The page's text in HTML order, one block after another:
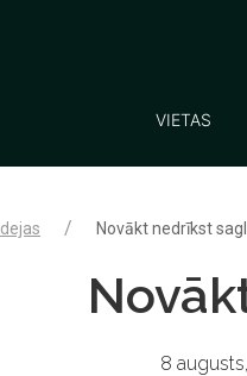
VIETAS
Idejas Novākt nedrīkst
8